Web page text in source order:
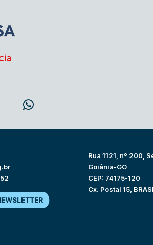
Rua 1121, nº 200,
Goiânia-GO
CEP: 74175-120
Cx. Postal 15,